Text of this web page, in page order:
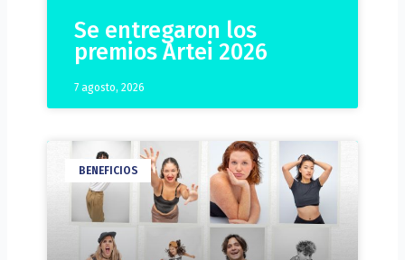
Se entregaron los
premios Artei 2026
7 agosto, 2026
BENEFICIOS